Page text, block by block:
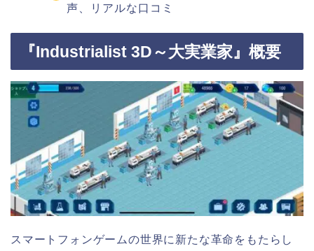
声、リアルな口コミ
『Industrialist 3D～大実業家』概要
スマートフォンゲームの世界に新たな革命をもたらし